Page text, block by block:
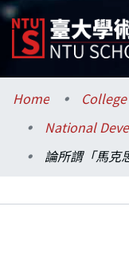
Communities &
Research
Home